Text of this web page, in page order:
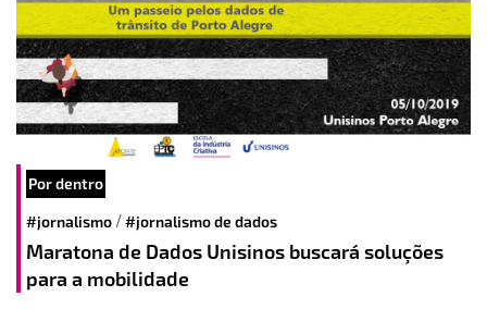
Por dentro
#jornalismo /#jornalismo de dados
Maratona de Dados Unisinos buscará soluções
para a mobilidade